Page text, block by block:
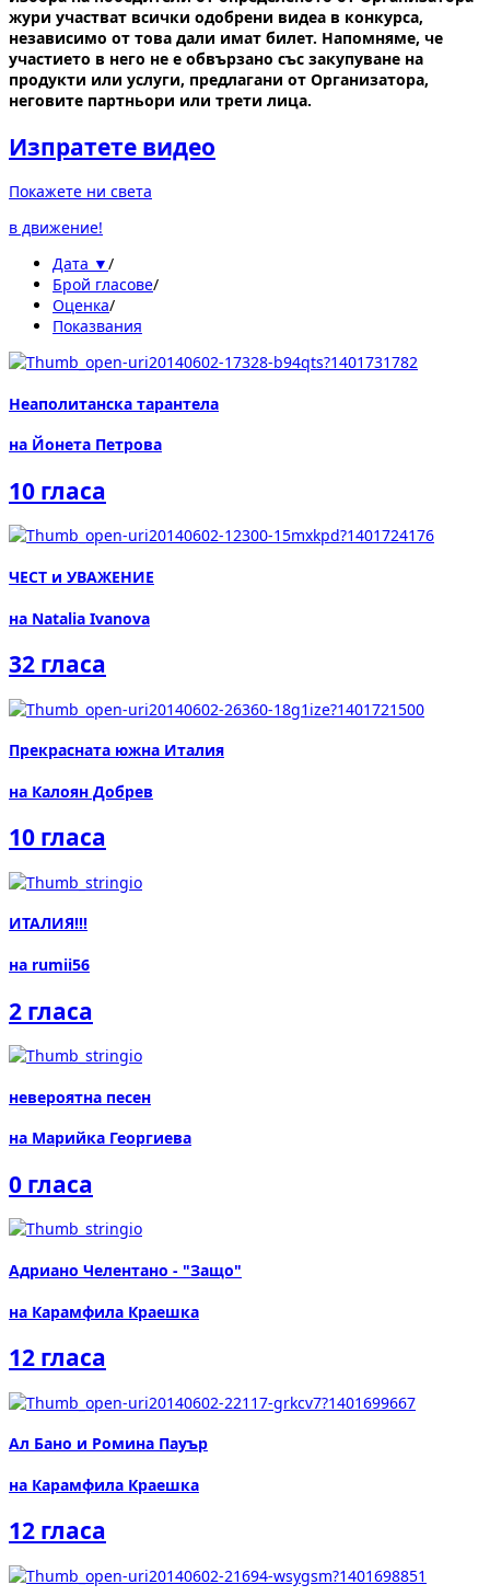
жури участват всички одобрени видеа в конкурса,
независимо от това дали имат билет. Напомняме, че
участието в него не е обвързано със закупуване на
продукти или услуги, предлагани от Организатора,
неговите партньори или трети лица.
Изпратете видео
Покажете ни света
в движение!
Дата ▼/
Брой гласове/
Оценка/
Показвания
Неаполитанска тарантела
на Йонета Петрова
10 гласа
ЧЕСТ и УВАЖЕНИЕ
на Natalia Ivanova
32 гласа
Прекрасната южна Италия
на Калоян Добрев
10 гласа
ИТАЛИЯ!!!
на rumii56
2 гласа
невероятна песен
на Марийка Георгиева
0 гласа
Адриано Челентано - "Защо"
на Карамфила Краешка
12 гласа
Ал Бано и Ромина Пауър
на Карамфила Краешка
12 гласа